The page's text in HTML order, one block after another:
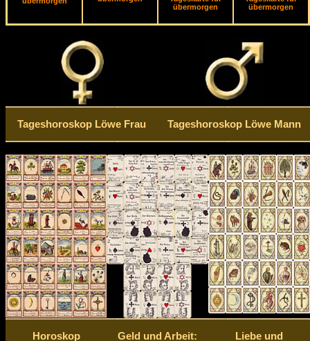
übermorgen
übermorgen
Tageshoroskop Löwe Frau Tageshoroskop Löwe Mann
Horoskop
Geld und Arbeit:
Liebe und